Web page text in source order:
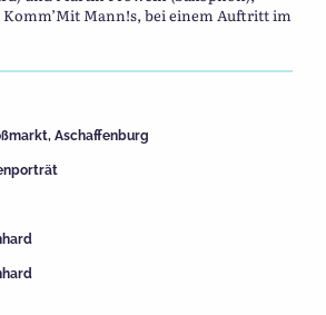
Mann!s, bei einem Auftritt im
Aschaffenburg